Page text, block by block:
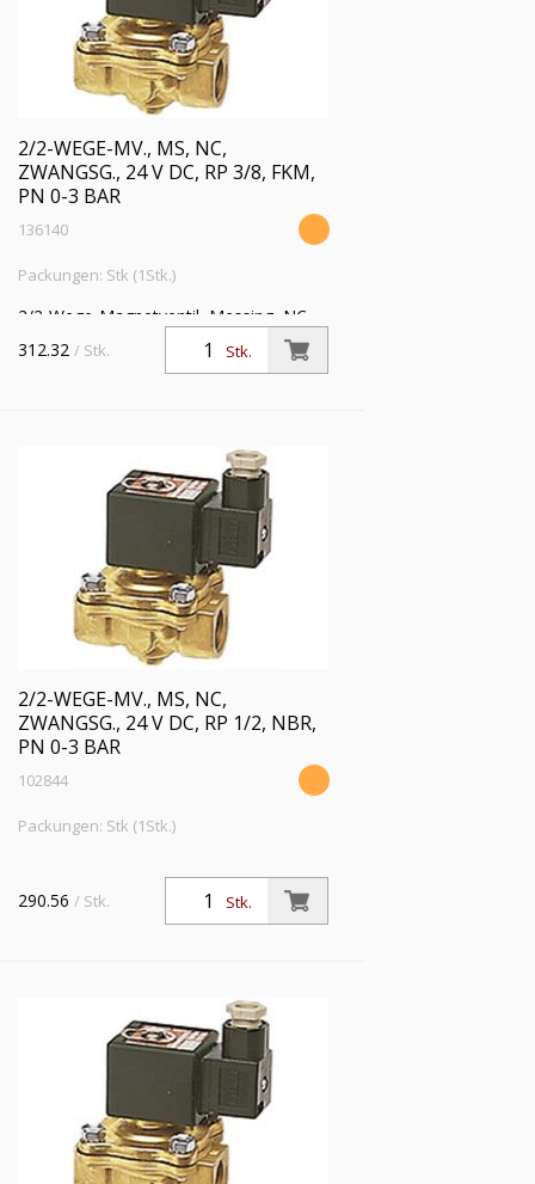
2/2-WEGE-MV., MS, NC,
ZWANGSG., 24 V DC, RP 3/8, FKM,
PN 0-3 BAR
136140
Packungen: Stk (1Stk.)
2/2-Wege-Magnetventil, Messing, NC,
zwangsgesteuert, 24 V DC, Rp 3/8,
FKM, Mediumstemperatur -20 °C bis
Stk.
312.32 / Stk.
2/2-WEGE-MV., MS, NC,
ZWANGSG., 24 V DC, RP 1/2, NBR,
PN 0-3 BAR
102844
Packungen: Stk (1Stk.)
Stk.
290.56 / Stk.